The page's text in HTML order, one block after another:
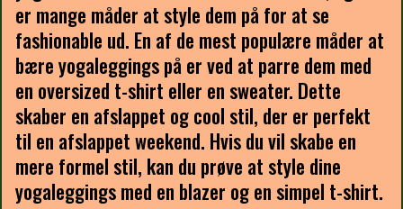
er mange måder at style dem på for at se
fashionable ud. En af de mest populære måder at
bære yogaleggings på er ved at parre dem med
en oversized t-shirt eller en sweater. Dette
skaber en afslappet og cool stil, der er perfekt
til en afslappet weekend. Hvis du vil skabe en
mere formel stil, kan du prøve at style dine
yogaleggings med en blazer og en simpel t-shirt.